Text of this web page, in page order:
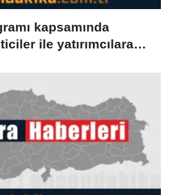
kapsamında
ile yatırımcılara